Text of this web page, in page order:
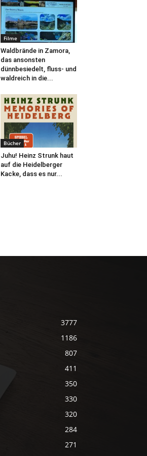
Filme
Waldbrände in Zamora,
das ansonsten
dünnbesiedelt, fluss- und
waldreich in die...
Bücher
Juhu! Heinz Strunk haut
auf die Heidelberger
Kacke, dass es nur...
3777
1186
807
411
350
330
320
284
271